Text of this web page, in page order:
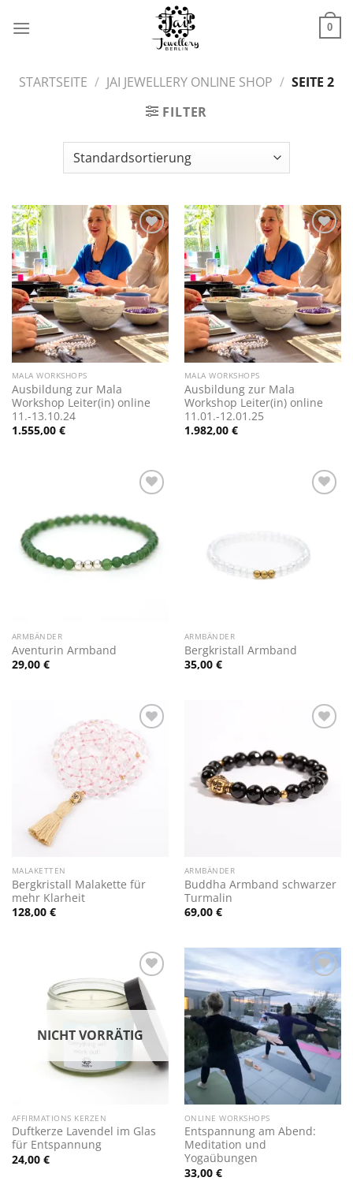
Inhalt
0
STARTSEITE / JAI JEWELLERY ONLINE SHOP / SEITE 2
FILTER
Zur
Wunschliste
hinzufügen
MALA WORKSHOPS
Ausbildung zur Mala
Workshop Leiter(in) online
11.-13.10.24
1.555,00 €
Zur
Wunschliste
hinzufügen
MALA WORKSHOPS
Ausbildung zur Mala
Workshop Leiter(in) online
11.01.-12.01.25
1.982,00 €
Wunschliste
hinzufügen
ARMBÄNDER
Aventurin Armband
29,00 €
ARMBÄNDER
Bergkristall Armband
35,00 €
Zur
Wunschliste
hinzufügen
MALAKETTEN
Bergkristall Malakette für
mehr Klarheit
128,00 €
Wunschliste
hinzufügen
ARMBÄNDER
Buddha Armband schwarzer
Turmalin
69,00 €
Zur
Wunschliste
hinzufügen
NICHT VORRÄTIG
AFFIRMATIONS KERZEN
Duftkerze Lavendel im Glas
für Entspannung
24,00 €
Zur
Wunschliste
hinzufügen
ONLINE WORKSHOPS
Entspannung am Abend:
Meditation und
Yogaübungen
33,00 €